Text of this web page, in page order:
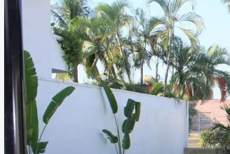
decoración, permitiendo crear celebraciones totalmente
personalizadas y memorables. Leer más